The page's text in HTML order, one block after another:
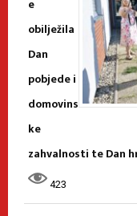
e
obilježila
Dan
pobjede i
domovins
ke
zahvalnosti te Dan
423